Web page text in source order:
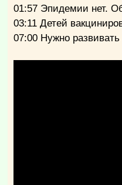
01:57 Эпидемии нет.
03:11 Детей
07:00 Нужно